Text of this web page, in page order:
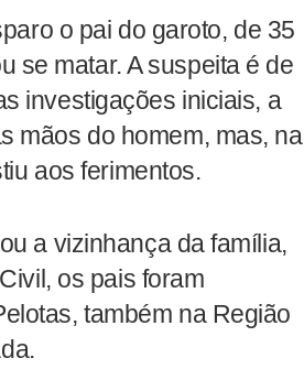
o pai do garoto, de 35
se matar. A suspeita é de
investigações iniciais, a
mãos do homem, mas, na
aos ferimentos.
a vizinhança da família,
os pais foram
também na Região